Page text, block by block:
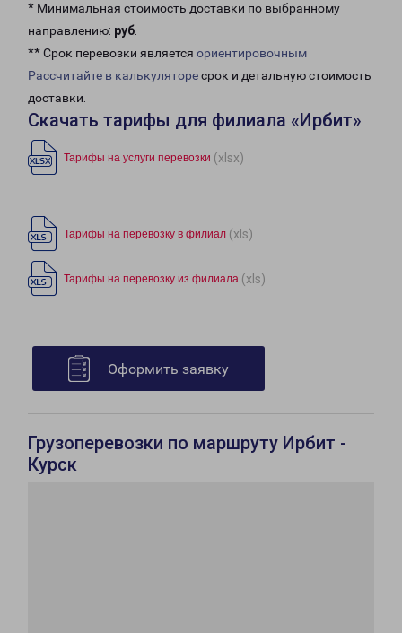
* Минимальная стоимость доставки по выбранному
направлению: руб.
** Срок перевозки является ориентировочным
Рассчитайте в калькуляторесрок и детальную стоимость
доставки.
Скачать тарифы для филиала «Ирбит»
Тарифы на услуги перевозки (xlsx)
Тарифы на перевозку в филиал (xls)
Тарифы на перевозку из филиала (xls)
Оформить заявку
Грузоперевозки по маршруту Ирбит -
Курск